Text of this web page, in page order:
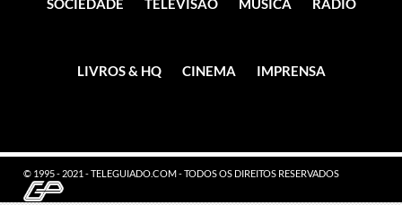
SOCIEDADE TELEVISÃO MÚSICA RÁDIO
LIVROS & HQ CINEMA IMPRENSA
© 1995 - 2021 - TELEGUIADO.COM - TODOS OS DIREITOS RESERVADOS